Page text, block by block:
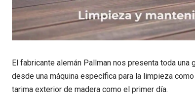
El fabricante alemán Pallman nos presenta toda
desde una máquina específica para la limpieza
tarima exterior de madera como el primer día.